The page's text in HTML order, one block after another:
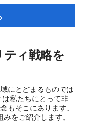
ィ戦略を
にとどまるものでは
私たちにとって非
もそこにあります。
をご紹介します。